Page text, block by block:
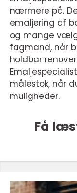
nærmere på.
emaljering af
og mange
fagmand, når
holdbar
målestok, når
muligheder.
Få